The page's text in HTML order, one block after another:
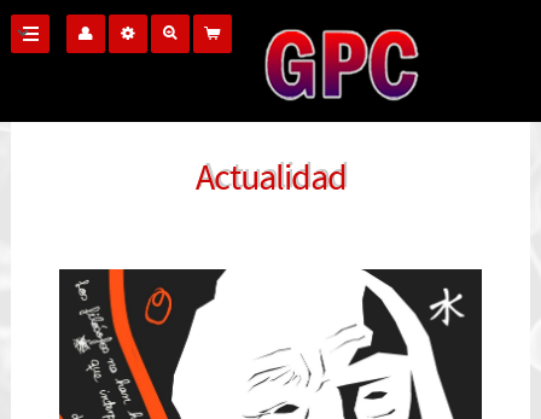
Actualidad